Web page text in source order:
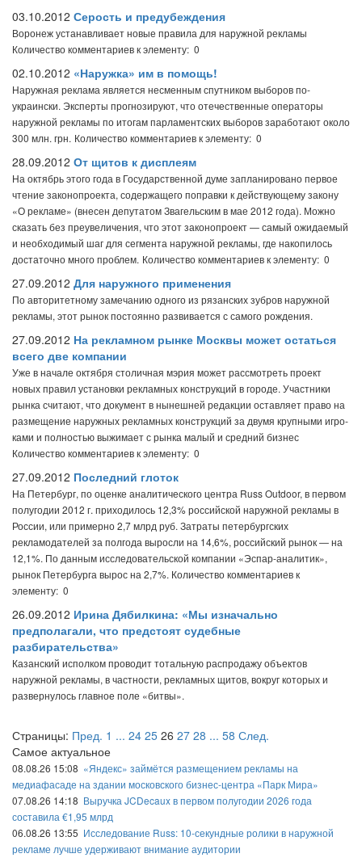
03.10.2012 Серость и предубеждения
Воронеж устанавливает новые правила для наружной рекламы
Количество комментариев к элементу: 0
02.10.2012 «Наружка» им в помощь!
Наружная реклама является несменным спутником выборов по-
украински. Эксперты прогнозируют, что отечественные операторы
наружной рекламы по итогам парламентских выборов заработают около
300 млн. грн. Количество комментариев к элементу: 0
28.09.2012 От щитов к дисплеям
На октябрь этого года в Государственной думе запланировано первое
чтение законопроекта, содержащего поправки к действующему закону
«О рекламе» (внесен депутатом Звагельским в мае 2012 года). Можно
сказать без преувеличения, что этот законопроект — самый ожидаемый
и необходимый шаг для сегмента наружной рекламы, где накопилось
достаточно много проблем. Количество комментариев к элементу: 0
27.09.2012 Для наружного применения
По авторитетному замечанию одного из рязанских зубров наружной
рекламы, этот рынок постоянно развивается с самого рождения.
27.09.2012 На рекламном рынке Москвы может остаться
всего две компании
Уже в начале октября столичная мэрия может рассмотреть проект
новых правил установки рекламных конст­рукций в городе. Участники
рынка считают, что документ в нынешней редакции оставляет право на
размещение наружных рекламных конст­рукций за двумя крупными игро­
ками и полностью выжимает с рынка малый и средний бизнес
Количество комментариев к элементу: 0
27.09.2012 Последний глоток
На Петербург, по оценке аналитического центра Russ Outdoor, в первом
полугодии 2012 г. приходилось 12,3% российской наружной рекламы в
России, или примерно 2,7 млрд руб. Затраты петербургских
рекламодателей за полгода выросли на 14,6%, российский рынок — на
12,1%. По данным исследовательской компании «Эспар-аналитик»,
рынок Петербурга вырос на 2,7%. Количество комментариев к
элементу: 0
26.09.2012 Ирина Дябилкина: «Мы изначально
предполагали, что предстоят судебные
разбирательства»
Казанский исполком проводит тотальную распродажу объектов
наружной рекламы, в частности, рекламных щитов, вокруг которых и
развернулось главное поле «битвы».
Страницы: Пред. 1 ... 24 25 26 27 28 ... 58 След.
Самое актуальное
08.08.26 15:08 «Яндекс» займётся размещением рекламы на
медиафасаде на здании московского бизнес-центра «Парк Мира»
07.08.26 14:18 Выручка JCDecaux в первом полугодии 2026 года
составила €1,95 млрд
06.08.26 13:55 Исследование Russ: 10-секундные ролики в наружной
рекламе лучше удерживают внимание аудитории